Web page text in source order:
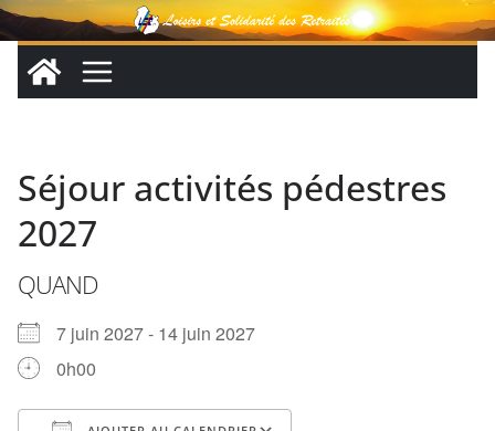
Passer
au
contenu
Séjour activités pédestres
2027
QUAND
7 juin 2027 - 14 juin 2027
0h00